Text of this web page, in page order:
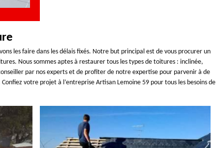
les faire dans les délais fixés. Notre but principal est de vous procurer un
Nous sommes aptes à restaurer tous les types de toitures : inclinée,
par nos experts et de profiter de notre expertise pour parvenir à de
votre projet à l’entreprise Artisan Lemoine 59 pour tous les besoins de